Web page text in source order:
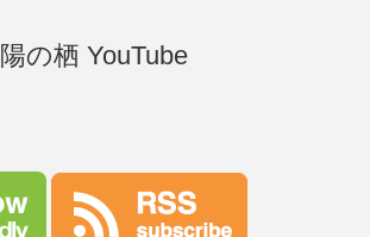
陽の栖 YouTube